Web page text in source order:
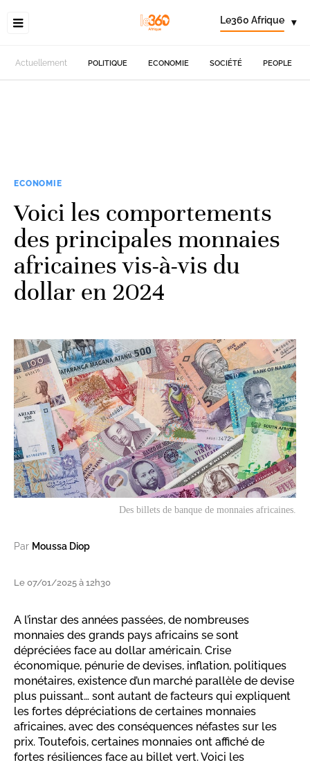
Le360 Afrique ▾
Actuellement POLITIQUE ECONOMIE SOCIÉTÉ PEOPLE
ECONOMIE
Voici les comportements
des principales monnaies
africaines vis-à-vis du
dollar en 2024
Des billets de banque de monnaies africaines.
Par Moussa Diop
Le 07/01/2025 à 12h30
A l’instar des années passées, de nombreuses
monnaies des grands pays africains se sont
dépréciées face au dollar américain. Crise
économique, pénurie de devises, inflation, politiques
monétaires, existence d’un marché parallèle de devise
plus puissant… sont autant de facteurs qui expliquent
les fortes dépréciations de certaines monnaies
africaines, avec des conséquences néfastes sur les
prix. Toutefois, certaines monnaies ont affiché de
fortes résiliences face au billet vert. Voici les